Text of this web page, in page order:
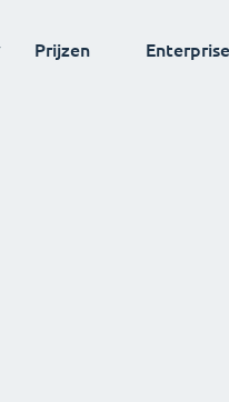
Prijzen Enterprise